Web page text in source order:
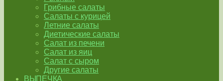
Грибные салаты
Салаты с курицей
Летние салаты
Диетические салаты
Салат из печени
Салат из яиц
Салат с сыром
Другие салаты
ВЫПЕЧКА